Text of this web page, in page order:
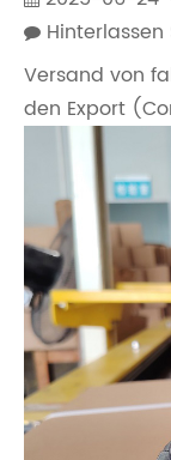
Versand von
den Export